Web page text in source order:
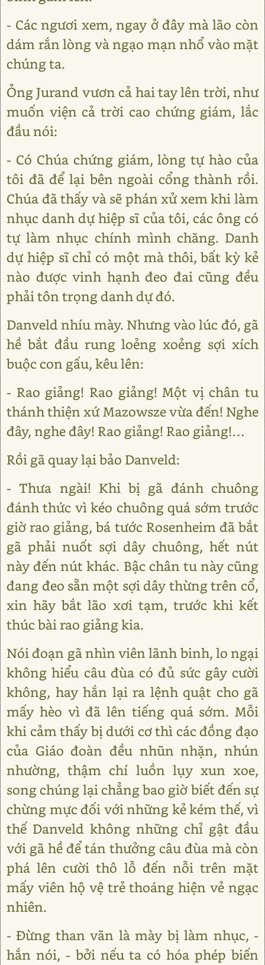
- Các ngươi xem, ngay ở đây mà lão còn
dám rắn lòng và ngạo mạn nhổ vào mặt
chúng ta.
Ỏng Jurand vươn cả hai tay lên trời, như
muốn viện cả trời cao chứng giám, lắc
đầu nói:
- Có Chúa chứng giám, lòng tự hào của
tôi đã để lại bên ngoài cổng thành rồi.
Chúa đã thấy và sẽ phán xử xem khi làm
nhục danh dự hiệp sĩ của tôi, các ông có
tự làm nhục chính mình chăng. Danh
dự hiệp sĩ chỉ có một mà thôi, bất kỳ kẻ
nào được vinh hạnh đeo đai cũng đều
phải tôn trọng danh dự đó.
Danveld nhíu mày. Nhưng vào lúc đó, gã
hề bắt đầu rung loẻng xoẻng sợi xích
buộc con gấu, kêu lên:
- Rao giảng! Rao giảng! Một vị chân tu
thánh thiện xứ Mazowsze vừa đến! Nghe
đây, nghe đây! Rao giảng! Rao giảng!…
Rồi gã quay lại bảo Danveld:
- Thưa ngài! Khi bị gã đánh chuông
đánh thức vì kéo chuông quá sớm trước
giờ rao giảng, bá tước Rosenheim đã bắt
gã phải nuốt sợi dây chuông, hết nút
này đến nút khác. Bậc chân tu này cũng
đang đeo sẵn một sợi dây thừng trên cổ,
xin hãy bắt lão xơi tạm, trước khi kết
thúc bài rao giảng kia.
Nói đoạn gã nhìn viên lãnh binh, lo ngại
không hiểu câu đùa có đủ sức gây cười
không, hay hắn lại ra lệnh quật cho gã
mấy hèo vì đã lên tiếng quá sớm. Mỗi
khi cảm thấy bị dưới cơ thì các đồng đạo
của Giáo đoàn đều nhũn nhặn, nhún
nhường, thậm chí luồn lụy xun xoe,
song chúng lại chẳng bao giờ biết đến sự
chừng mực đối với những kẻ kém thế, vì
thế Danveld không những chỉ gật đầu
với gã hề để tán thưởng câu đùa mà còn
phá lên cười thô lỗ đến nỗi trên mặt
mấy viên hộ vệ trẻ thoáng hiện vẻ ngạc
nhiên.
- Đừng than vãn là mày bị làm nhục, -
hắn nói, - bởi nếu ta có hóa phép biến